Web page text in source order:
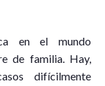
en el mundo
de familia. Hay,
difícilmente